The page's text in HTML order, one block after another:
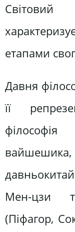
Світовий
етапами
Давня
її
Мен-цзи
(Піфагор,